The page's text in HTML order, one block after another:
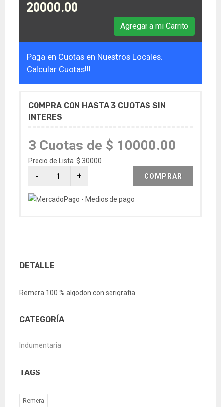
20000.00
Agregar a mi Carrito
Paga en Cuotas en Nuestros Locales.
Calcular Cuotas!!!
COMPRA CON HASTA 3 CUOTAS SIN
INTERES
3 Cuotas de $ 10000.00
Precio de Lista: $ 30000
COMPRAR
DETALLE
Remera 100 % algodon con serigrafia.
CATEGORÍA
Indumentaria
TAGS
Remera